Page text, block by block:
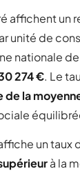
affichent un
unité de
nationale de
274 €. Le
de la
un taux
à la